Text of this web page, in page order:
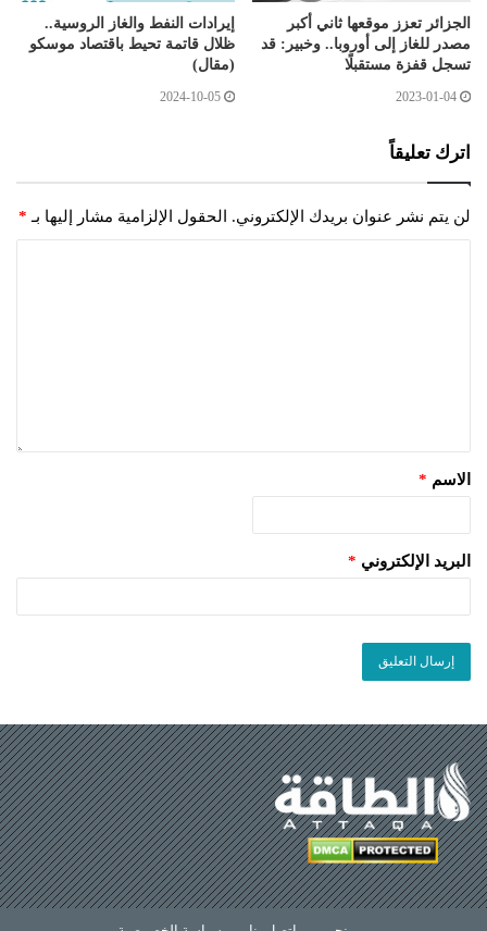
الجزائر تعزز موقعها ثاني أكبر
مصدر للغاز إلى أوروبا.. وخبير: قد
تسجل قفزة مستقبلًا
2023-01-04
إيرادات النفط والغاز الروسية..
ظلال قاتمة تحيط باقتصاد موسكو
(مقال)
2024-10-05
اترك تعليقاً
لن يتم نشر عنوان بريدك الإلكتروني. الحقول الإلزامية مشار إليها بـ *
الاسم *
البريد الإلكتروني *